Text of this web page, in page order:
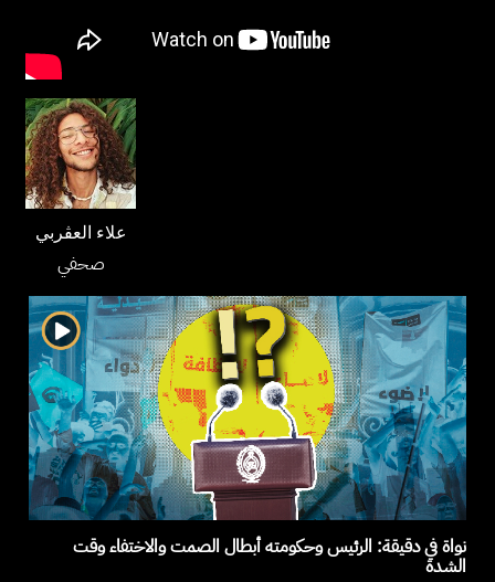
علاء العڤربي
صحفي
نواة في دقيقة: الرئيس وحكومته أبطال الصمت والاختفاء وقت
الشدة